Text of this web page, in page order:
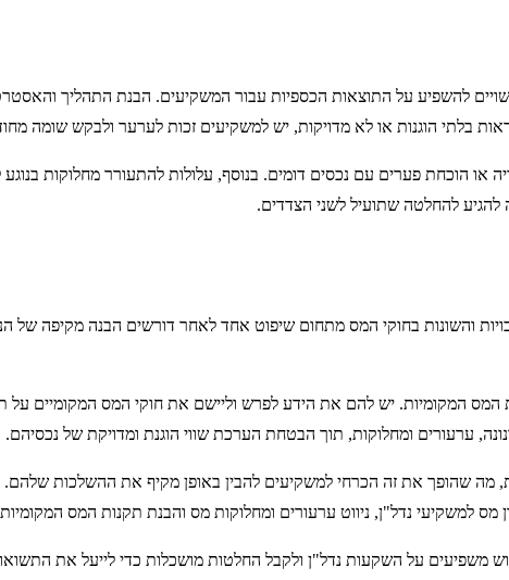
להשפיע על התוצאות הכספיות עבור המשקיעים. הבנת התהליך
בלתי הוגנות או לא מדויקות, יש למשקיעים זכות לערער ולבקש שומה
הוכחת פערים עם נכסים דומים. בנוסף, עלולות להתעורר מחלוקות בנוגע
להחלטה שתועיל לשני הצדדים.
והשונות בחוקי המס מתחום שיפוט אחד לאחר דורשים הבנה מקיפה של
המקומיות. יש להם את הידע לפרש וליישם את חוקי המס המקומיים על
ערעורים ומחלוקות, תוך הבטחת הערכת שווי הוגנת ומדויקת של נכסיהם.
מה שהופך את זה הכרחי למשקיעים להבין באופן מקיף את ההשלכות
למשקיעי נדל"ן, ניווט ערעורים ומחלוקות מס והבנת תקנות המס
משפיעים על השקעות נדל"ן ולקבל החלטות מושכלות כדי לייעל את